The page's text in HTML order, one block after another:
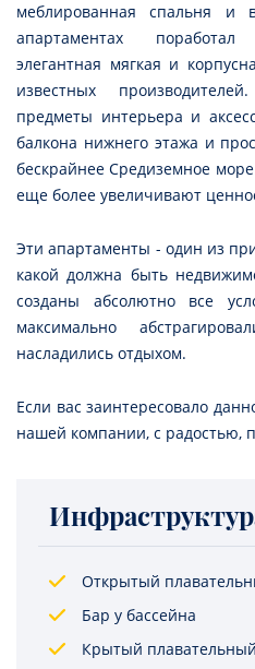
меблированная спальня и
апартаментах
элегантная мягкая и
известных
предметы интерьера и
балкона нижнего этажа и
бескрайнее Средиземное
еще более увеличивают
Эти апартаменты - один из
какой должна быть
созданы абсолютно все
максимально
насладились отдыхом.
Если вас заинтересовало
нашей компании, с радостью,
Открытый
Бар у бассейна
Крытый